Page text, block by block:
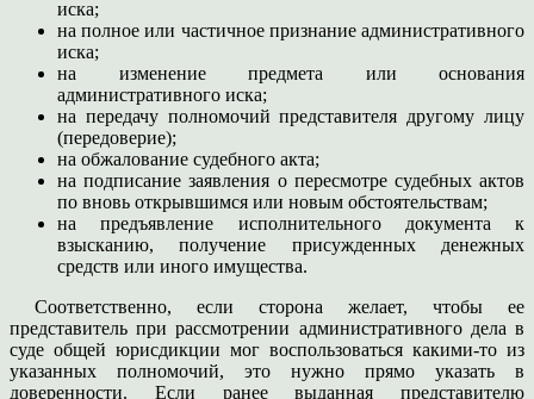
иска;
на полное или частичное признание административного
иска;
на изменение предмета или основания
административного иска;
на передачу полномочий представителя другому лицу
(передоверие);
на обжалование судебного акта;
на подписание заявления о пересмотре судебных актов
по вновь открывшимся или новым обстоятельствам;
на предъявление исполнительного документа к
взысканию, получение присужденных денежных
средств или иного имущества.
Соответственно, если сторона желает, чтобы ее
представитель при рассмотрении административного дела в
суде общей юрисдикции мог воспользоваться какими-то из
указанных полномочий, это нужно прямо указать в
доверенности. Если ранее выданная представителю